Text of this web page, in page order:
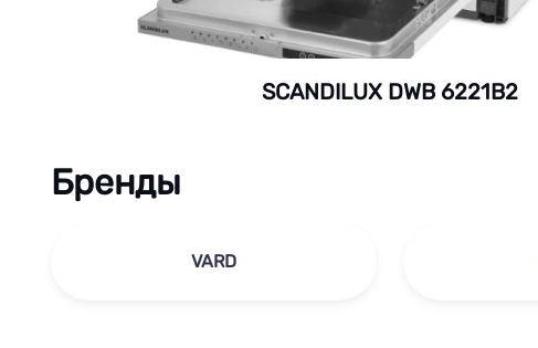
SCANDILUX DWB 6221B2
Бренды
VARD